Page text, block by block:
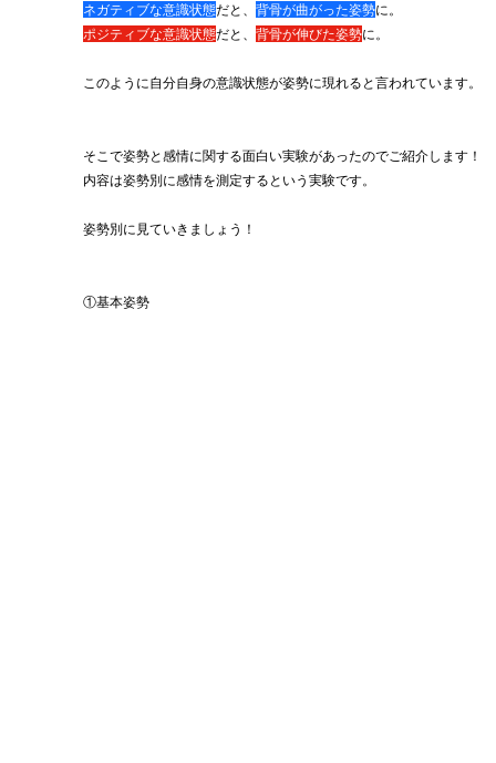
ネガティブな意識状態だと、 背骨が曲がった姿勢に。
ポジティブな意識状態だと、 背骨が伸びた姿勢に。
このように自分自身の意識状態が姿勢に現れると言われています。
そこで姿勢と感情に関する面白い実験があったのでご紹介します！
内容は姿勢別に感情を測定するという実験です。
姿勢別に見ていきましょう！
①基本姿勢